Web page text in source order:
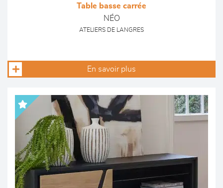
Table basse carrée
NÉO
ATELIERS DE LANGRES
En savoir plus